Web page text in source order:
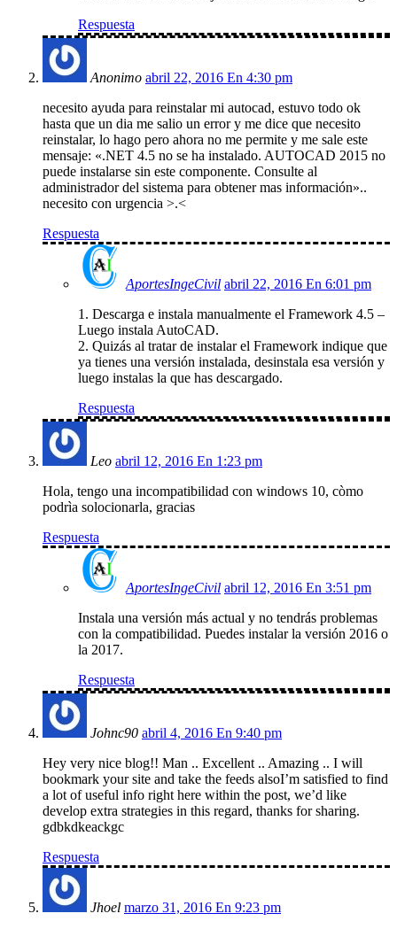
Respuesta
Anonimo abril 22, 2016 En 4:30 pm
necesito ayuda para reinstalar mi autocad, estuvo todo ok
hasta que un dia me salio un error y me dice que necesito
reinstalar, lo hago pero ahora no me permite y me sale este
mensaje: «.NET 4.5 no se ha instalado. AUTOCAD 2015 no
puede instalarse sin este componente. Consulte al
administrador del sistema para obtener mas información»..
necesito con urgencia >.<
Respuesta
AportesIngeCivil abril 22, 2016 En 6:01 pm
1. Descarga e instala manualmente el Framework 4.5 –
Luego instala AutoCAD.
2. Quizás al tratar de instalar el Framework indique que
ya tienes una versión instalada, desinstala esa versión y
luego instalas la que has descargado.
Respuesta
Leo abril 12, 2016 En 1:23 pm
Hola, tengo una incompatibilidad con windows 10, còmo
podrìa solocionarla, gracias
Respuesta
AportesIngeCivil abril 12, 2016 En 3:51 pm
Instala una versión más actual y no tendrás problemas
con la compatibilidad. Puedes instalar la versión 2016 o
la 2017.
Respuesta
Johnc90 abril 4, 2016 En 9:40 pm
Hey very nice blog!! Man .. Excellent .. Amazing .. I will
bookmark your site and take the feeds alsoI’m satisfied to find
a lot of useful info right here within the post, we’d like
develop extra strategies in this regard, thanks for sharing.
gdbkdkeackgc
Respuesta
Jhoel marzo 31, 2016 En 9:23 pm